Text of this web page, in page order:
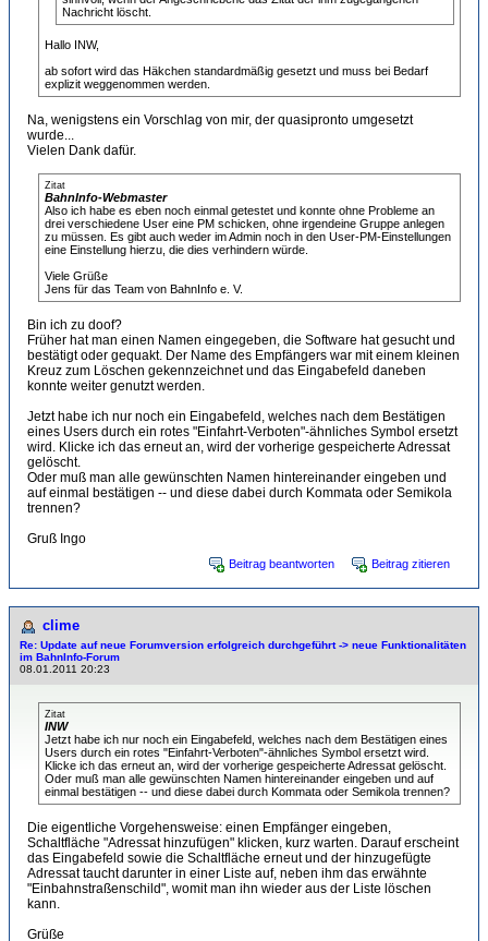
Nachricht löscht.
Hallo INW,
ab sofort wird das Häkchen standardmäßig gesetzt und muss bei Bedarf
explizit weggenommen werden.
Na, wenigstens ein Vorschlag von mir, der quasipronto umgesetzt
wurde...
Vielen Dank dafür.
Zitat
BahnInfo-Webmaster
Also ich habe es eben noch einmal getestet und konnte ohne Probleme an
drei verschiedene User eine PM schicken, ohne irgendeine Gruppe anlegen
zu müssen. Es gibt auch weder im Admin noch in den User-PM-Einstellungen
eine Einstellung hierzu, die dies verhindern würde.
Viele Grüße
Jens für das Team von BahnInfo e. V.
Bin ich zu doof?
Früher hat man einen Namen eingegeben, die Software hat gesucht und
bestätigt oder gequakt. Der Name des Empfängers war mit einem kleinen
Kreuz zum Löschen gekennzeichnet und das Eingabefeld daneben
konnte weiter genutzt werden.
Jetzt habe ich nur noch ein Eingabefeld, welches nach dem Bestätigen
eines Users durch ein rotes "Einfahrt-Verboten"-ähnliches Symbol ersetzt
wird. Klicke ich das erneut an, wird der vorherige gespeicherte Adressat
gelöscht.
Oder muß man alle gewünschten Namen hintereinander eingeben und
auf einmal bestätigen -- und diese dabei durch Kommata oder Semikola
trennen?
Gruß Ingo
Beitrag beantworten Beitrag zitieren
clime
Re: Update auf neue Forumversion erfolgreich durchgeführt -> neue Funktionalitäten
im BahnInfo-Forum
08.01.2011 20:23
Zitat
INW
Jetzt habe ich nur noch ein Eingabefeld, welches nach dem Bestätigen eines
Users durch ein rotes "Einfahrt-Verboten"-ähnliches Symbol ersetzt wird.
Klicke ich das erneut an, wird der vorherige gespeicherte Adressat gelöscht.
Oder muß man alle gewünschten Namen hintereinander eingeben und auf
einmal bestätigen -- und diese dabei durch Kommata oder Semikola trennen?
Die eigentliche Vorgehensweise: einen Empfänger eingeben,
Schaltfläche "Adressat hinzufügen" klicken, kurz warten. Darauf erscheint
das Eingabefeld sowie die Schaltfläche erneut und der hinzugefügte
Adressat taucht darunter in einer Liste auf, neben ihm das erwähnte
"Einbahnstraßenschild", womit man ihn wieder aus der Liste löschen
kann.
Grüße